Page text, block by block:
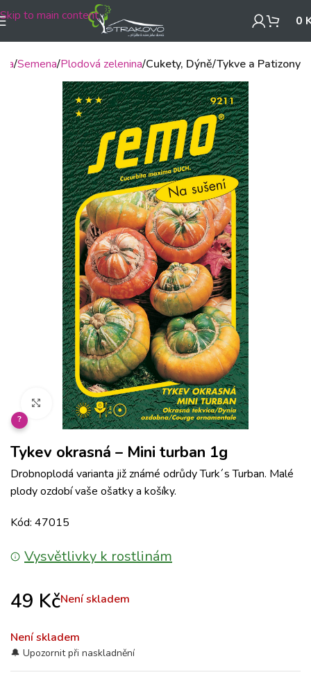
Skip to main content 0
Semena Plodová zelenina Cukety, Dýně/Tykve a Patizony
Klikněte pro zvětšení
?
Tykev okrasná – Mini turban 1g
Drobnoplodá varianta již známé odrůdy Turk´s Turban. Malé
plody ozdobí vaše ošatky a košíky.
Kód: 47015
Vysvětlivky k rostlinám
49 KčNení skladem
Není skladem